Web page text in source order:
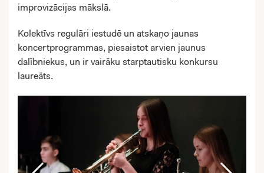
improvizācijas mākslā.
Kolektīvs regulāri iestudē un atskaņo jaunas
koncertprogrammas, piesaistot arvien jaunus
dalībniekus, un ir vairāku starptautisku konkursu
laureāts.